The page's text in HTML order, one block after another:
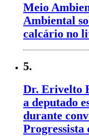
Meio
Ambiental
calcário no
5.
Dr. Erivelto
a deputado
durante
Progressista